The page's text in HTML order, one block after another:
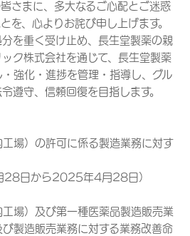
さまに、多大なるご心配とご迷惑
を、心よりお詫び申し上げます。
を重く受け止め、長生堂製薬の親
ク株式会社を通じて、長生堂製薬
強化・進捗を管理・指導し、グル
遵守、信頼回復を目指します。
工場）の許可に係る製造業務に対す
日から2025年4月28日）
場）及び第一種医薬品製造販売業
製造販売業務に対する業務改善命